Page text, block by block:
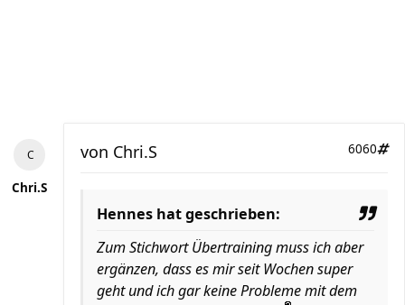
Chri.S
6060
von Chri.S
Hennes hat geschrieben:
Zum Stichwort Übertraining muss ich aber
ergänzen, dass es mir seit Wochen super
geht und ich gar keine Probleme mit dem